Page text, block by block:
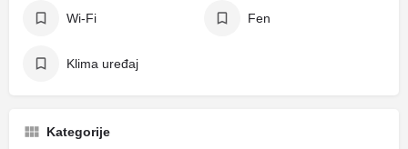
Wi-Fi Fen
Klima uređaj
Kategorije